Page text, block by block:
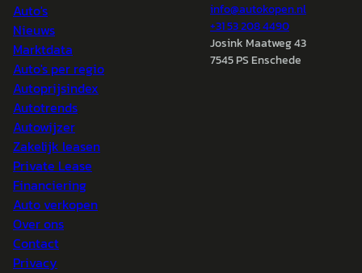
Auto's
Nieuws
Marktdata
Auto's per regio
Autoprijsindex
Autotrends
Autowijzer
Zakelijk leasen
Private Lease
Financiering
Auto verkopen
Over ons
Contact
Privacy
info@autokopen.nl
+31 53 208 4490
Josink Maatweg 43
7545 PS Enschede